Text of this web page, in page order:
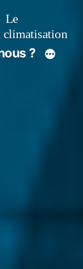
Le
climatisation
?